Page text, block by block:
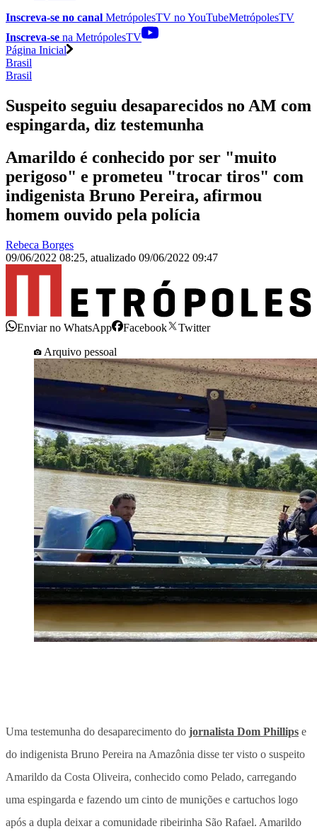
Inscreva-se no canal MetrópolesTV noYouTubeMetrópolesTV
Inscreva-se na MetrópolesTV
Página Inicial
Brasil
Brasil
Suspeito seguiu desaparecidos no AM com
espingarda, diz testemunha
Amarildo é conhecido por ser "muito
perigoso" e prometeu "trocar tiros" com
indigenista Bruno Pereira, afirmou
homem ouvido pela polícia
Rebeca Borges
09/06/2022 08:25, atualizado 09/06/2022 09:47
Enviar no WhatsApp Facebook
Twitter
Arquivo pessoal
Uma testemunha do desaparecimento do jornalista Dom Phillips e
do indigenista Bruno Pereira na Amazônia disse ter visto o suspeito
Amarildo da Costa Oliveira, conhecido como Pelado, carregando
uma espingarda e fazendo um cinto de munições e cartuchos logo
após a dupla deixar a comunidade ribeirinha São Rafael. Amarildo